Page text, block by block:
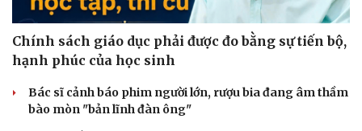
Cải chính
Chính sách giáo dục phải được đo bằng sự tiến bộ,
hạnh phúc của học sinh
Bác sĩ cảnh báo phim người lớn, rượu bia đang âm thầm
bào mòn "bản lĩnh đàn ông"